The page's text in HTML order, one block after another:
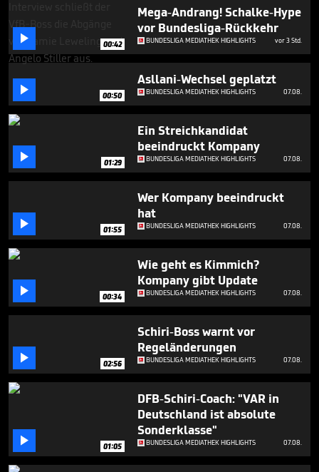
seconds
 00:42
Mega-Andrang! Schalke-Hype
vor Bundesliga-Rückkehr
BUNDESLIGA MEDIATHEK HIGHLIGHTS vor 3 Std.
 00:50
Asllani-Wechsel geplatzt
BUNDESLIGA MEDIATHEK HIGHLIGHTS 07.08.
 01:29
Ein Streichkandidat
beeindruckt Kompany
BUNDESLIGA MEDIATHEK HIGHLIGHTS 07.08.
 01:55
Wer Kompany beeindruckt
hat
BUNDESLIGA MEDIATHEK HIGHLIGHTS 07.08.
 00:34
Wie geht es Kimmich?
Kompany gibt Update
BUNDESLIGA MEDIATHEK HIGHLIGHTS 07.08.
 02:56
Schiri-Boss warnt vor
Regeländerungen
BUNDESLIGA MEDIATHEK HIGHLIGHTS 07.08.
 01:05
DFB-Schiri-Coach: "VAR in
Deutschland ist absolute
Sonderklasse"
BUNDESLIGA MEDIATHEK HIGHLIGHTS 07.08.